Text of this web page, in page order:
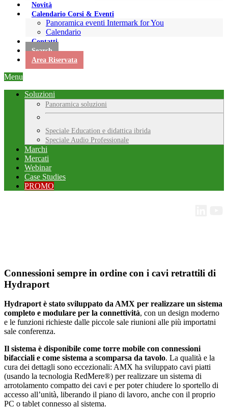
Novità
Calendario Corsi & Eventi
Panoramica eventi Intermark for You
Calendario
Contatti
Search
Area Riservata
Menu
Soluzioni
Panoramica soluzioni
Speciale Education e didattica ibrida
Speciale Audio Professionale
Marchi
Mercati
Webinar
Case Studies
PROMO
Connessioni sempre in ordine con i cavi retrattili di
Hydraport
Hydraport è stato sviluppato da AMX per realizzare un sistema
completo e modulare per la connettività, con un design moderno
e le funzioni richieste dalle piccole sale riunioni alle più importatni
sale conferenza.
Il sistema è disponibile come torre mobile con connessioni
bifacciali e come sistema a scomparsa da tavolo. La qualità e la
cura dei dettagli sono eccezionali: AMX ha sviluppato cavi piatti
(usando la tecnologia RedMere®) per realizzare un sistema di
arrotolamento compatto dei cavi e per poter chiudere lo sportello di
accesso all’unità, liberando il piano di lavoro, anche con il proprio
PC o tablet connesso al sistema.